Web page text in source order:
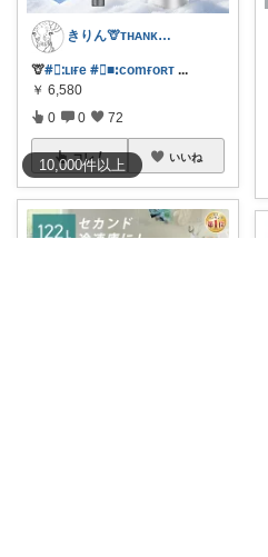
10,000件以上
きりん🦒ᴛʜᴀɴᴋs ᴀʟᴡᴀʏs.
🦒#⃞ᱺʟıғe #⃞■ꓽᴄomғoʀᴛ ...
￥ 6,580
0 0 72
コレ いいね